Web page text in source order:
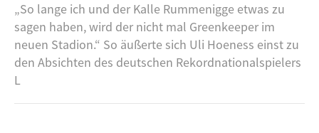
„So lange ich und der Kalle Rummenigge etwas zu
sagen haben, wird der nicht mal Greenkeeper im
neuen Stadion.“ So äußerte sich Uli Hoeness einst zu
den Absichten des deutschen Rekordnationalspielers
L